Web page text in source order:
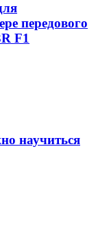
передового
F1
научиться